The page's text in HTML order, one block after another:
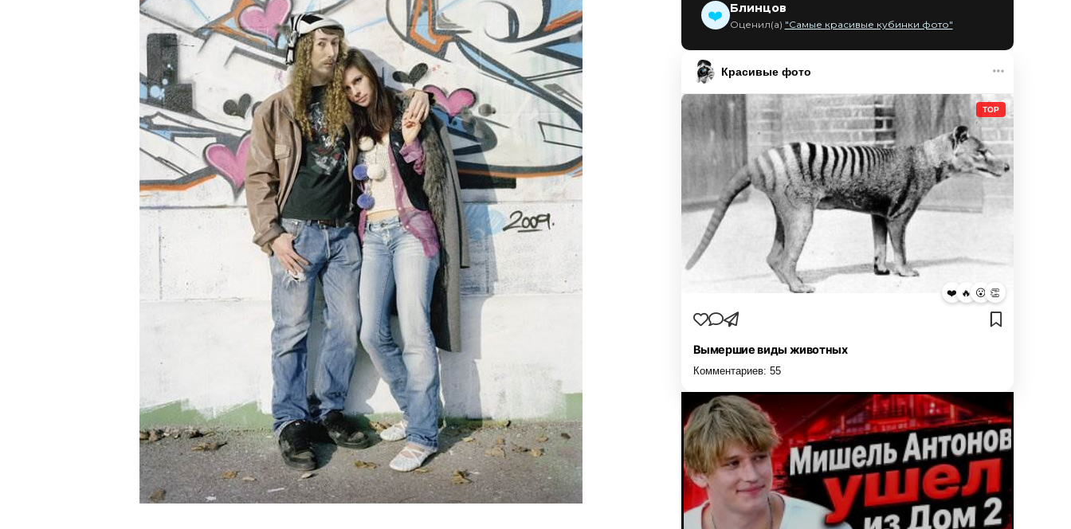
❤️ Блинцов
Оценил(а) "Самые красивые кубинки фото"
Красивые фото
TOP
❤️ 🔥 😮 👏
Вымершие виды животных
Комментариев: 55